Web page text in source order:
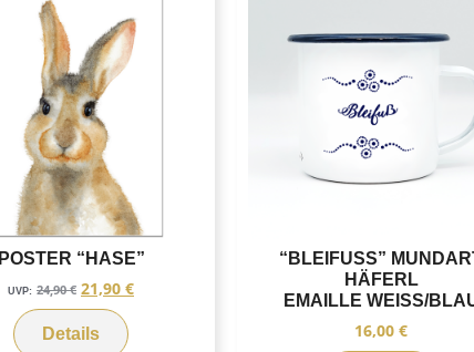
POSTER “HASE”
UVP: 24,90€ 21,90 €
Details
“BLEIFUSS”
HÄFERL
EMAILLE WEISS/BLAU
16,00 €